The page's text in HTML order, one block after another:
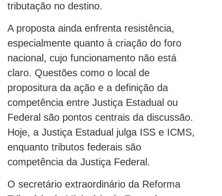
tributação no destino.
A proposta ainda enfrenta resistência,
especialmente quanto à criação do foro
nacional, cujo funcionamento não está
claro. Questões como o local de
propositura da ação e a definição da
competência entre Justiça Estadual ou
Federal são pontos centrais da discussão.
Hoje, a Justiça Estadual julga ISS e ICMS,
enquanto tributos federais são
competência da Justiça Federal.
O secretário extraordinário da Reforma